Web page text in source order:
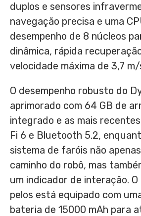
duplos e sensores
navegação precisa e uma
desempenho de 8 núcleos
dinâmica, rápida
velocidade máxima de 3,7 m/
O desempenho robusto do
aprimorado com 64 GB de
integrado e as mais
Fi 6 e Bluetooth 5.2,
sistema de faróis não
caminho do robô, mas
um indicador de interação. O
pelos está equipado com
bateria de 15000 mAh para